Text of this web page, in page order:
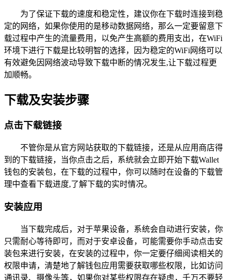
为了保证下载的速度和稳定性，建议你在下载时连接到稳
定的网络，如果你使用的是移动数据网络，那么一定要留意下
载过程中产生的流量费用，以免产生高额的费用支出，在WiFi
环境下进行下载是比较明智的选择，因为稳定的WiFi网络可以
有效避免因网络波动导致下载中断的情况发生,让下载过程更
加顺畅。
下载及安装步骤
点击下载链接
不管你是从官方网站获取的下载链接，还是从应用商店得
到的下载链接，当你点击之后，系统就会立即开始下载Wallet
钱包的安装包，在下载的过程中，你可以随时在设备的下载管
理中查看下载进度,了解下载的实时情况。
安装应用
当下载完成后，对于苹果设备，系统会自动进行安装，你
只需耐心等待即可，而对于安卓设备，可能需要你手动点击安
装包来进行安装，在安装的过程中，你一定要仔细阅读相关的
权限申请，清楚地了解钱包应用需要获取哪些权限，比如访问
通讯录、摄像头等，如果你对某些权限存在疑虑，千万不要轻